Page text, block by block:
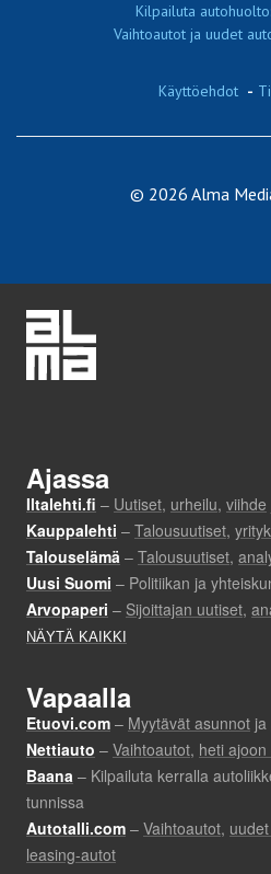
Kilpailuta
Vaihtoautot ja uudet
Käyttöehdot -
© 2026 Alma